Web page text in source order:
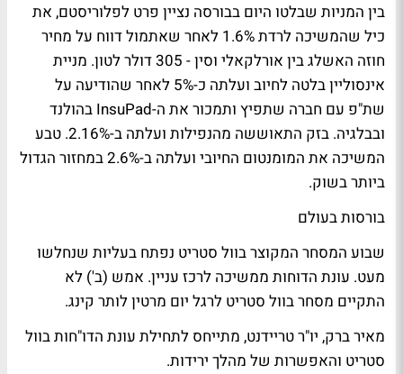
בין המניות שבלטו היום בבורסה נציין פרט לפלוריסטם, את
כיל שהמשיכה לרדת 1.6% לאחר שאתמול דווח על מחיר
חוזה האשלג בין אורלקאלי וסין - 305 דולר לטון. מניית
אינסוליין בלטה לחיוב ועלתה כ-5% לאחר שהודיעה על
שת"פ עם חברה שתפיץ ותמכור את ה-InsuPad בהולנד
ובבלגיה. בזק התאוששה מהנפילות ועלתה ב-2.16%. טבע
המשיכה את המומנטום החיובי ועלתה ב-2.6% במחזור הגדול
ביותר בשוק.
בורסות בעולם
שבוע המסחר המקוצר בוול סטריט נפתח בעליות שנחלשו
מעט. עונת הדוחות ממשיכה לרכז עניין. אמש (ב') לא
התקיים מסחר בוול סטריט לרגל יום מרטין לותר קינג.
מאיר ברק, יו"ר טריידנט, מתייחס לתחילת עונת הדו"חות בוול
סטריט והאפשרות של מהלך ירידות.